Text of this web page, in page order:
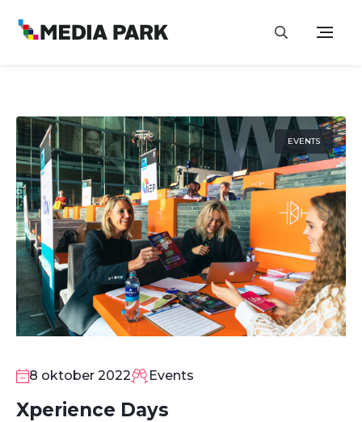
EVENTS
OKT8 oktober 2022 Events
Xperience Days